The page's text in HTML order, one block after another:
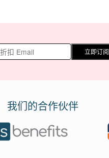
立即订阅
我们的合作伙伴